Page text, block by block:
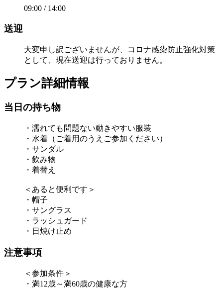
09:00 / 14:00
送迎
大変申し訳ございませんが、コロナ感染防止強化対策
として、現在送迎は行っておりません。
プラン詳細情報
当日の持ち物
・濡れても問題ない動きやすい服装
・水着（ご着用のうえご参加ください）
・サンダル
・飲み物
・着替え
＜あると便利です＞
・帽子
・サングラス
・ラッシュガード
・日焼け止め
注意事項
＜参加条件＞
・満12歳～満60歳の健康な方